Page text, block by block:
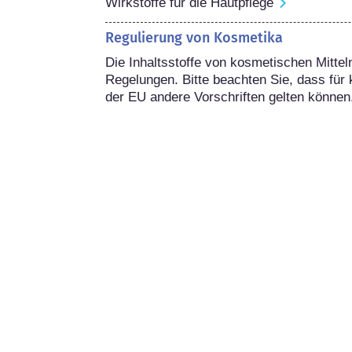
Regulierung von Kosmetika
Die Inhaltsstoffe von kosmetischen
Regelungen. Bitte beachten Sie, dass
der EU andere Vorschriften gelten